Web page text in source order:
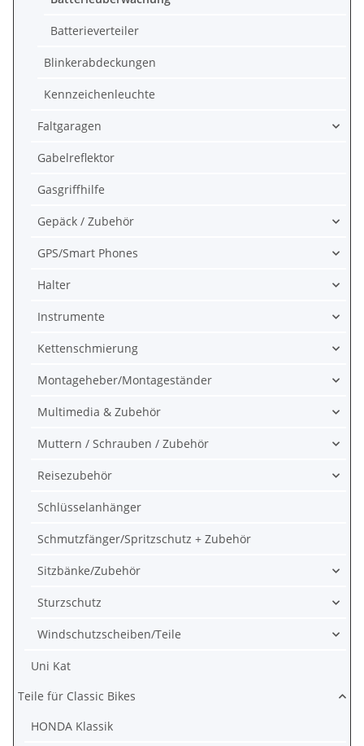
Batterieverteiler
Blinkerabdeckungen
Kennzeichenleuchte
Faltgaragen
Gabelreflektor
Gasgriffhilfe
Gepäck / Zubehör
GPS/Smart Phones
Halter
Instrumente
Kettenschmierung
Montageheber/Montageständer
Multimedia & Zubehör
Muttern / Schrauben / Zubehör
Reisezubehör
Schlüsselanhänger
Schmutzfänger/Spritzschutz + Zubehör
Sitzbänke/Zubehör
Sturzschutz
Windschutzscheiben/Teile
Uni Kat
Teile für Classic Bikes
HONDA Klassik